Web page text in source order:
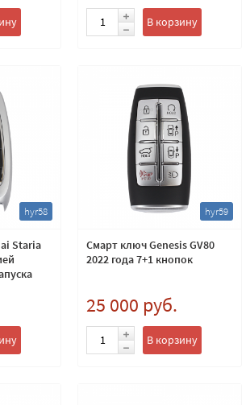
В корзину
hyr58
Staria
hyr59
Смарт ключ Genesis GV80
2022 года 7+1 кнопок
25 000 руб.
В корзину